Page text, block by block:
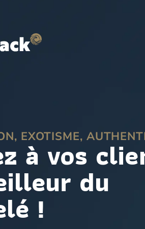
EXOTISME,
à vos
du
!